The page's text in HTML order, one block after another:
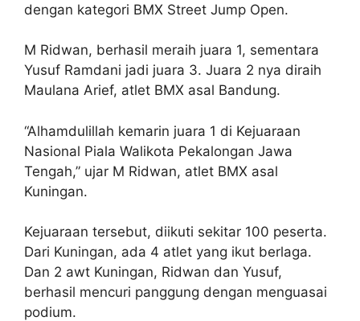
dengan kategori BMX Street Jump Open.
M Ridwan, berhasil meraih juara 1, sementara
Yusuf Ramdani jadi juara 3. Juara 2 nya diraih
Maulana Arief, atlet BMX asal Bandung.
“Alhamdulillah kemarin juara 1 di Kejuaraan
Nasional Piala Walikota Pekalongan Jawa
Tengah,” ujar M Ridwan, atlet BMX asal
Kuningan.
Kejuaraan tersebut, diikuti sekitar 100 peserta.
Dari Kuningan, ada 4 atlet yang ikut berlaga.
Dan 2 awt Kuningan, Ridwan dan Yusuf,
berhasil mencuri panggung dengan menguasai
podium.